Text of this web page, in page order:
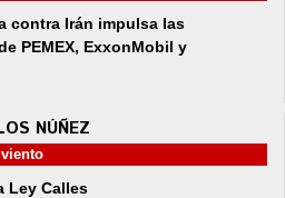
contra Irán impulsa las
PEMEX, ExxonMobil y
NÚÑEZ
Ley Calles